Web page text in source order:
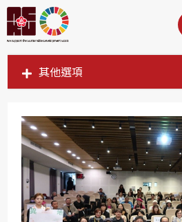
其他選項
SDG1
SDG3
SDG4
SDG5
SDG6